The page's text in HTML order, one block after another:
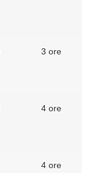
3 ore
4 ore
4 ore